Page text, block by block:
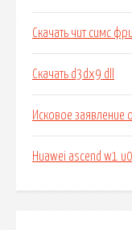
Скачать чит симс
Скачать d3dx9 dll
Исковое заявление
Huawei ascend w1